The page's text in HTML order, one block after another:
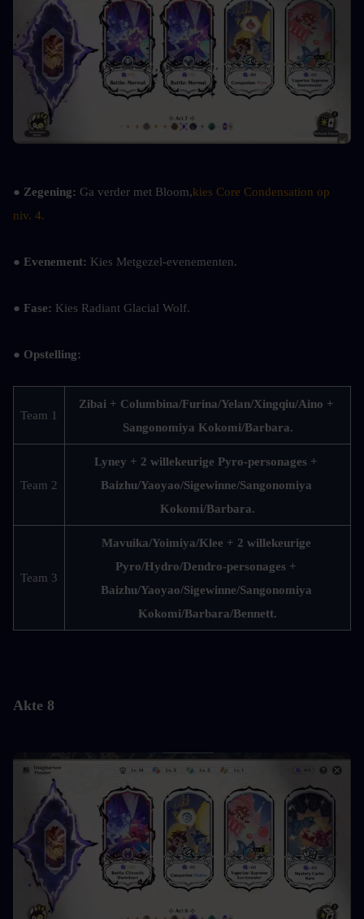
● Zegening: Ga verder met Bloom,kies Core Condensation op
niv. 4.
● Evenement: Kies Metgezel-evenementen.
● Fase: Kies Radiant Glacial Wolf.
● Opstelling:
Team 1
Zibai + Columbina/Furina/Yelan/Xingqiu/Aino +
Sangonomiya Kokomi/Barbara.
Team 2
Lyney + 2 willekeurige Pyro-personages +
Baizhu/Yaoyao/Sigewinne/Sangonomiya
Kokomi/Barbara.
Team 3
Mavuika/Yoimiya/Klee + 2 willekeurige
Pyro/Hydro/Dendro-personages +
Baizhu/Yaoyao/Sigewinne/Sangonomiya
Kokomi/Barbara/Bennett.
Akte 8